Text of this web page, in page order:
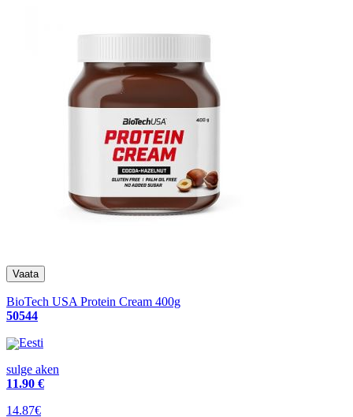
BioTech USA Protein Cream 400g
50544
Eesti
sulge aken
11.90 €
14.87€